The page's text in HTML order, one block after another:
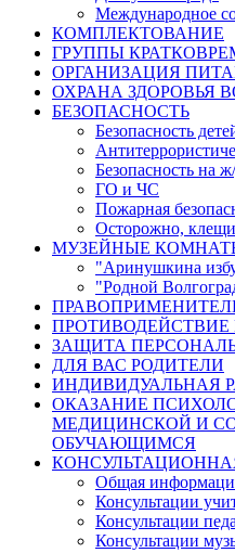
Международное
КОМПЛЕКТОВАНИЕ
ГРУППЫ
ОРГАНИЗАЦИЯ
ОХРАНА ЗДОРОВЬЯ
БЕЗОПАСНОСТЬ
Безопасность
Безопасность на
ГО и ЧС
Пожарная
Осторожно,
МУЗЕЙНЫЕ
"Аринушкина
"Родной
ПРОТИВОДЕЙСТВИЕ
ЗАЩИТА
ДЛЯ ВАС РОДИТЕЛИ
ИНДИВИДУАЛЬНАЯ
ОКАЗАНИЕ
МЕДИЦИНСКОЙ И
ОБУЧАЮЩИМСЯ
Общая
Консультации
Консультации
Консультации